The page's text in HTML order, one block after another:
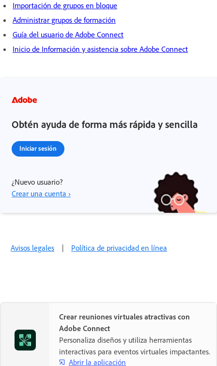
Importación de grupos en bloque
Administrar grupos de formación
Guía del usuario de Adobe Connect
Inicio de Información y asistencia sobre Adobe Connect
Obtén ayuda de forma más rápida y sencilla
Iniciar sesión
¿Nuevo usuario?
Crear una cuenta ›
Avisos legales | Política de privacidad en línea
Crear reuniones virtuales atractivas con
Adobe Connect
Personaliza diseños y utiliza herramientas
interactivas para eventos virtuales impactantes.
Abrir la aplicación